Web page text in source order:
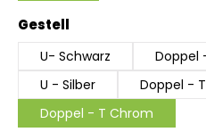
Gestell
U- Schwarz
Doppel
U - Silber
Doppel -
Doppel - T Chrom